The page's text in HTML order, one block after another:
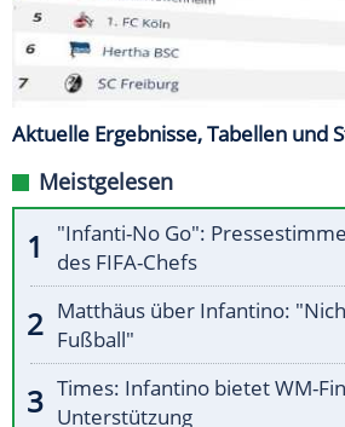
Aktuelle Ergebnisse, Tabellen und
Meistgelesen
"Infanti-No Go":
des FIFA-Chefs
Matthäus über Infantino:
Fußball"
Times: Infantino bietet WM-
Unterstützung